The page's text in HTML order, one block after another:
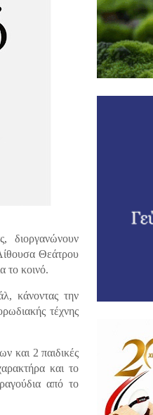
διοργανώνουν
Θεάτρου
το κοινό.
κάνοντας την
τέχνης
και 2 παιδικές
και το
από το